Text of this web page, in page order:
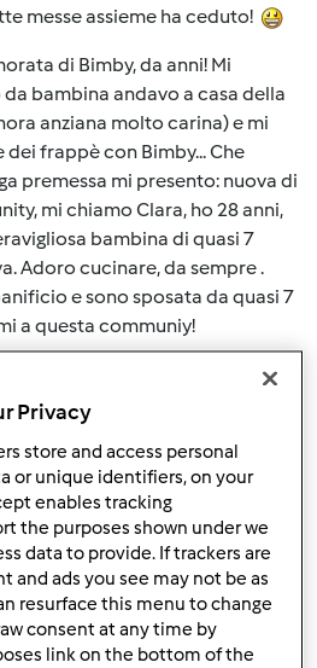
messe assieme ha ceduto!
di Bimby, da anni! Mi
bambina andavo a casa della
anziana molto carina) e mi
frappè con Bimby... Che
premessa mi presento: nuova di
mi chiamo Clara, ho 28 anni,
bambina di quasi 7
Adoro cucinare, da sempre .
e sono sposata da quasi 7
a questa communiy!
In cima
per poter commentare
Iscritto : 02.12.2012
Privacy
store and access personal
or unique identifiers, on your
enables tracking
the purposes shown under we
data to provide. If trackers are
and ads you see may not be as
resurface this menu to change
consent at any time by
link on the bottom of the